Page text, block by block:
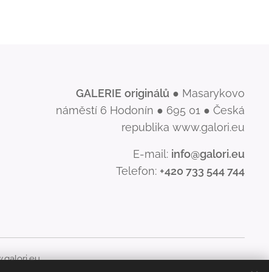
GALERIE originálů ● Masarykovo
náměstí 6 Hodonín ● 695 01 ● Česká
republika www.galori.eu
E-mail: info@galori.eu
Telefon: +420 733 544 744